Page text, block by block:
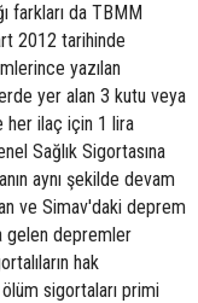
farkları da TBMM
2012 tarihinde
yazılan
yer alan 3 kutu veya
her ilaç için 1 lira
Sağlık Sigortasına
aynı şekilde devam
ve Simav'daki deprem
gelen depremler
hak
sigortaları primi